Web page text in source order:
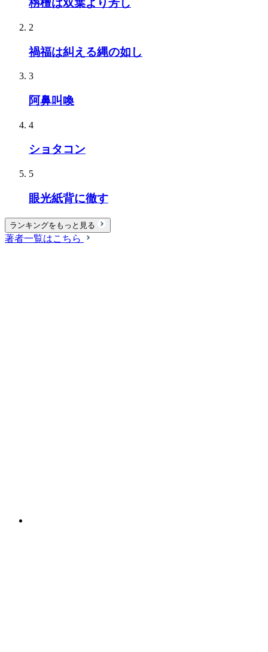
栴檀は双葉より芳し
2
禍福は糾える縄の如し
3
阿鼻叫喚
4
ショタコン
5
眼光紙背に徹す
ランキングをもっと見る
著者一覧はこちら